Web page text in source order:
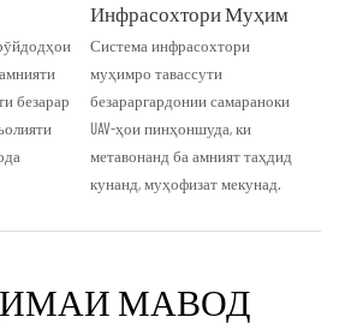
безарар
Инфрасохтори Муҳим
Система инфрасохтори
муҳимро тавассути
безараргардонии самараноки
UAV-ҳои пинҳоншуда, ки
метавонанд ба амният таҳдид
кунанд, муҳофизат мекунад.
МАВОД